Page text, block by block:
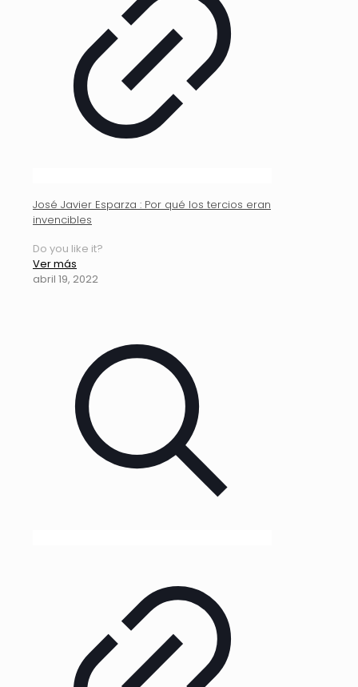
José Javier Esparza : Por qué los tercios eran
invencibles
Do you like it?
Ver más
abril 19, 2022